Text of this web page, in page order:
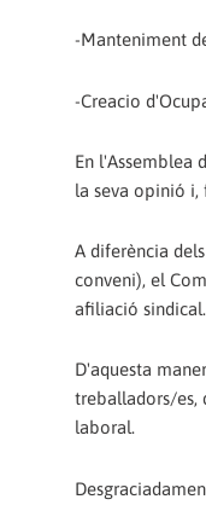
-Manteniment
-Creacio
En l'Assemblea
la seva opinió
A diferència
conveni), el
afiliació sindical.
D'aquesta
treballadors/es,
laboral.